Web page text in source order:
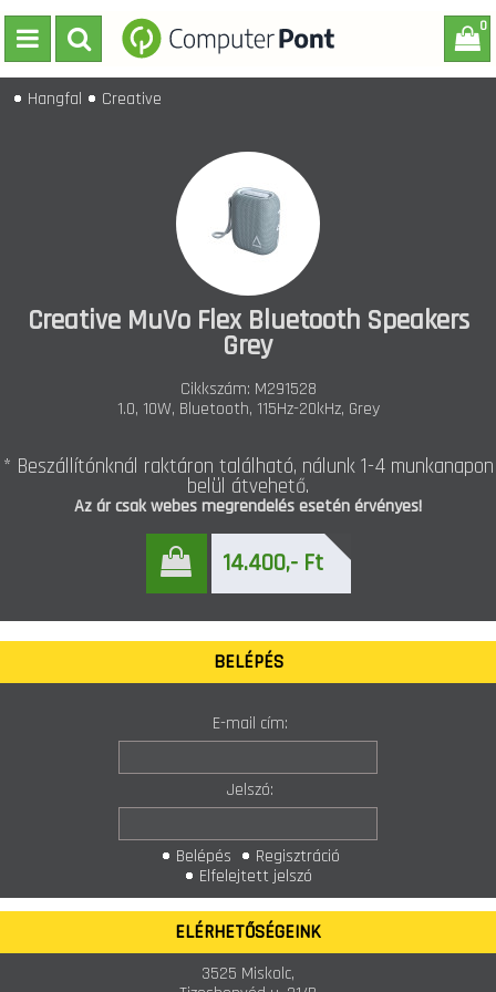
0
Hangfal Creative
Creative MuVo Flex Bluetooth Speakers
Grey
Cikkszám: M291528
1.0, 10W, Bluetooth, 115Hz-20kHz, Grey
* Beszállítónknál raktáron található, nálunk 1-4 munkanapon
belül átvehető.
Az ár csak webes megrendelés esetén érvényes!
14.400,- Ft
BELÉPÉS
E-mail cím:
Jelszó:
Belépés
Regisztráció
Elfelejtett jelszó
ELÉRHETŐSÉGEINK
3525 Miskolc,